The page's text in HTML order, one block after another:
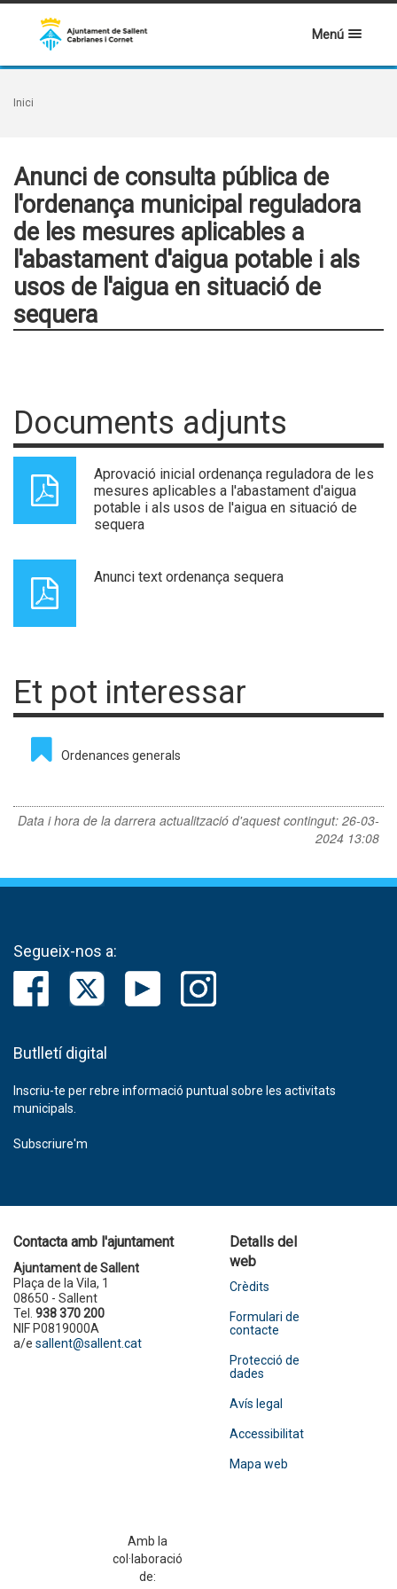
Menú
Inici
Anunci de consulta pública de
l'ordenança municipal reguladora
de les mesures aplicables a
l'abastament d'aigua potable i als
usos de l'aigua en situació de
sequera
Documents adjunts
Aprovació inicial ordenança reguladora de les
mesures aplicables a l'abastament d'aigua
potable i als usos de l'aigua en situació de
sequera
Anunci text ordenança sequera
Et pot interessar
Ordenances generals
Data i hora de la darrera actualització d'aquest contingut: 26-03-
2024 13:08
Segueix-nos a:
Butlletí digital
Inscriu-te per rebre informació puntual sobre les activitats
municipals.
Subscriure'm
Contacta amb l'ajuntament
Ajuntament de Sallent
Plaça de la Vila, 1
08650 - Sallent
Tel. 938 370 200
NIF P0819000A
a/e sallent@sallent.cat
Detalls del
web
Crèdits
Formulari de
contacte
Protecció de
dades
Avís legal
Accessibilitat
Mapa web
Amb la
col·laboració
de: